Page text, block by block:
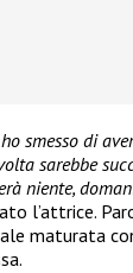
smesso di
sarebbe
niente,
l’attrice.
maturata